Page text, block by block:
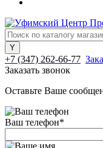
+7 (347) 262-66-77
Заказать звонок
Оставьте Ваше
Ваш телефон*